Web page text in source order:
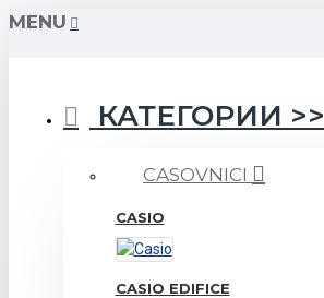
MENU
КАТЕГОРИИ >>
CASOVNICI
CASIO
CASIO EDIFICE